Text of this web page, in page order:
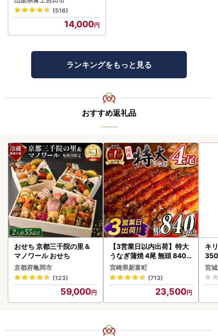
(516)
14,000
ランキングをもっと見る
おすすめ返礼品
おせち 京都三千院の里＆
マノワール おせち
京都府亀岡市
(123)
59,000
【3営業日以内出荷】特大
うなぎ蒲焼 4尾 無頭 840g
以上 C388-840-3D
宮崎県新富町
(713)
23,500
キ
ー
宮